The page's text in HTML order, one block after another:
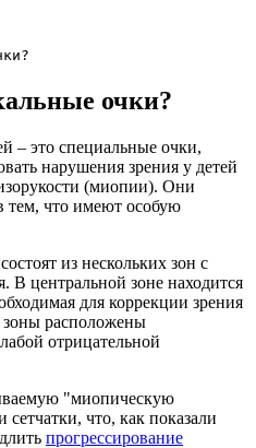
очки?
– это специальные очки,
нарушения зрения у детей
(миопии). Они
тем, что имеют особую
из нескольких зон с
В центральной зоне находится
для коррекции зрения
зоны расположены
отрицательной
"миопическую
что, как показали
прогрессирование